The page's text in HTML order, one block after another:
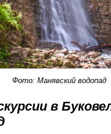
Фото: Манявский водопад
в